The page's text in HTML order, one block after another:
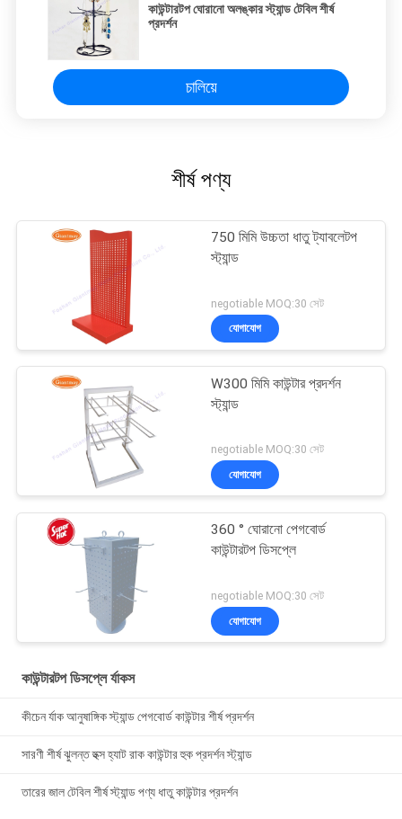
কাউন্টারটপ ঘোরানো অলঙ্কার স্ট্যান্ড টেবিল শীর্ষ
প্রদর্শন
চালিয়ে
শীর্ষ পণ্য
750 মিমি উচ্চতা ধাতু ট্যাবলেটপ
স্ট্যান্ড
negotiable MOQ:30 সেট
যোগাযোগ
W300 মিমি কাউন্টার প্রদর্শন
স্ট্যান্ড
negotiable MOQ:30 সেট
যোগাযোগ
360 ° ঘোরানো পেগবোর্ড
কাউন্টারটপ ডিসপ্লে
negotiable MOQ:30 সেট
যোগাযোগ
কাউন্টারটপ ডিসপ্লে র্যাকস
কীচেন র্যাক আনুষাঙ্গিক স্ট্যান্ড পেগবোর্ড কাউন্টার শীর্ষ প্রদর্শন
সারণী শীর্ষ ঝুলন্ত হুক্স হ্যাট রাক কাউন্টার হুক প্রদর্শন স্ট্যান্ড
তারের জাল টেবিল শীর্ষ স্ট্যান্ড পণ্য ধাতু কাউন্টার প্রদর্শন